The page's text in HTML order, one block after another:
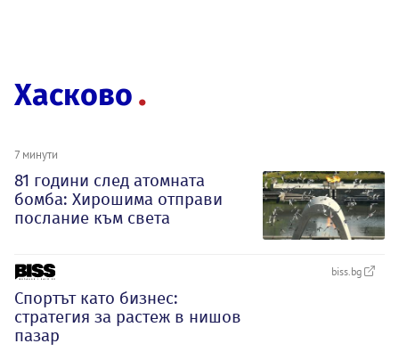
Хасково
7 минути
81 години след атомната
бомба: Хирошима отправи
послание към света
biss.bg
Спортът като бизнес:
стратегия за растеж в нишов
пазар